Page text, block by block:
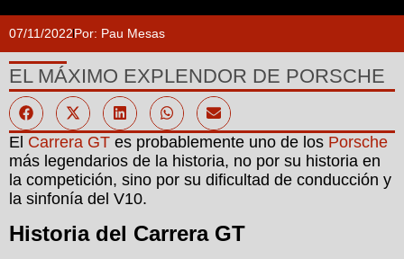
07/11/2022Por: Pau Mesas
EL MÁXIMO EXPLENDOR DE PORSCHE
El Carrera GT es probablemente uno de los Porsche
más legendarios de la historia, no por su historia en
la competición, sino por su dificultad de conducción y
la sinfonía del V10.
Historia del Carrera GT